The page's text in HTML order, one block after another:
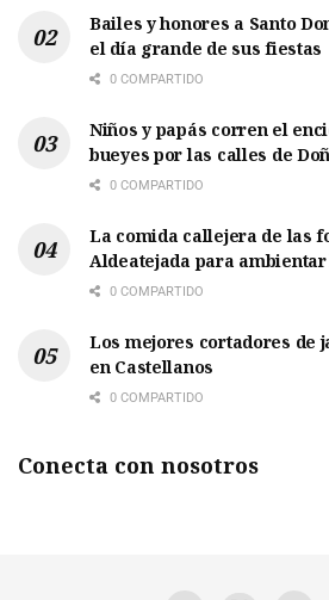
Bailes y honores a Santo
el día grande de sus fiestas
0 COMPARTIDO
Niños y papás corren el
bueyes por las calles de
0 COMPARTIDO
La comida callejera de las
Aldeatejada para
0 COMPARTIDO
Los mejores cortadores de
en Castellanos
0 COMPARTIDO
Conecta con nosotros